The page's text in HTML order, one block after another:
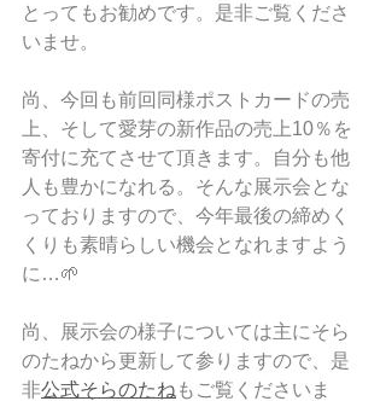
とってもお勧めです。是非ご覧くださ
いませ。
尚、今回も前回同様ポストカードの売
上、そして愛芽の新作品の売上10％を
寄付に充てさせて頂きます。自分も他
人も豊かになれる。そんな展示会とな
っておりますので、今年最後の締めく
くりも素晴らしい機会となれますよう
に…🌱
尚、展示会の様子については主にそら
のたねから更新して参りますので、是
非公式そらのたね もご覧くださいま